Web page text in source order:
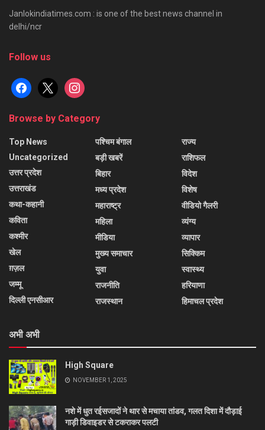
Janlokindiatimes.com : is one of the best news channel in
delhi/ncr
Follow us
facebook
x instagram
Browse by Category
Top News
Uncategorized
उत्तर प्रदेश
उत्तराखंड
कथा-कहानी
कविता
कश्मीर
खेल
ग़ज़ल
जम्मू
दिल्ली एनसीआर
पश्चिम बंगाल
बड़ी खबरें
बिहार
मध्य प्रदेश
महाराष्ट्र
महिला
मीडिया
मुख्य समाचार
युवा
राजनीति
राजस्थान
राज्य
राशिफल
विदेश
विशेष
वीडियो गैलरी
व्यंग्य
व्यापार
सिक्किम
स्वास्थ्य
हरियाणा
हिमाचल प्रदेश
अभी अभी
High Square
NOVEMBER 1, 2025
नशे में धुत रईसजादों ने थार से मचाया तांडव, गलत दिशा में दौड़ाई
गाड़ी डिवाइडर से टकराकर पलटी